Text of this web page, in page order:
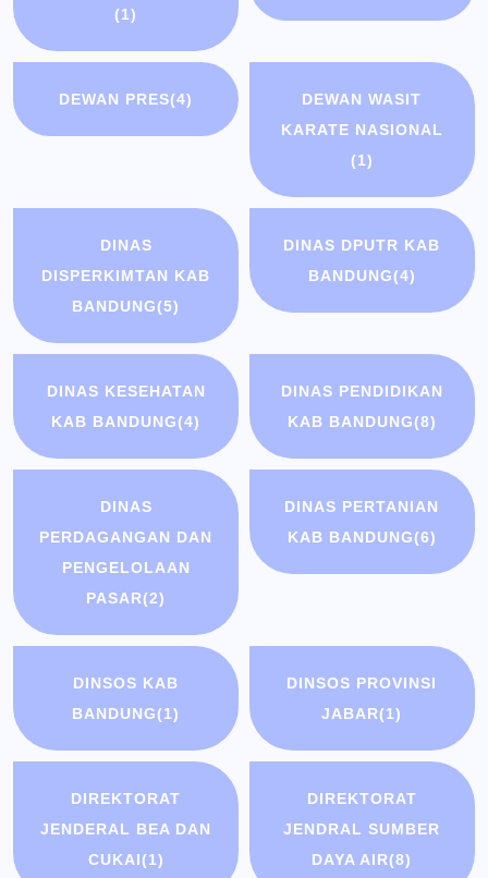
(1)
DEWAN PRES(4)
DEWAN WASIT
KARATE NASIONAL
(1)
DINAS
DISPERKIMTAN KAB
BANDUNG(5)
DINAS DPUTR KAB
BANDUNG(4)
DINAS KESEHATAN
KAB BANDUNG(4)
DINAS PENDIDIKAN
KAB BANDUNG(8)
DINAS
PERDAGANGAN DAN
PENGELOLAAN
PASAR(2)
DINAS PERTANIAN
KAB BANDUNG(6)
DINSOS KAB
BANDUNG(1)
DINSOS PROVINSI
JABAR(1)
DIREKTORAT
JENDERAL BEA DAN
CUKAI(1)
DIREKTORAT
JENDRAL SUMBER
DAYA AIR(8)